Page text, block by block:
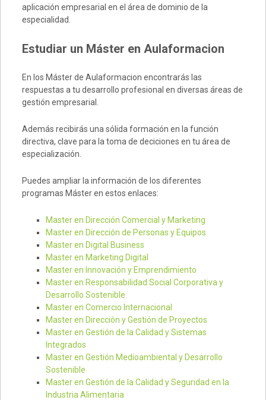
aplicación empresarial en el área de dominio de la
especialidad.
Estudiar un Máster en Aulaformacion
En los Máster de Aulaformacion encontrarás las
respuestas a tu desarrollo profesional en diversas áreas de
gestión empresarial.
Además recibirás una sólida formación en la función
directiva, clave para la toma de deciciones en tu área de
especialización.
Puedes ampliar la información de los diferentes
programas Máster en estos enlaces:
Master en Dirección Comercial y Marketing
Master en Dirección de Personas y Equipos
Master en Digital Business
Master en Marketing Digital
Master en Innovación y Emprendimiento
Master en Responsabilidad Social Corporativa y
Desarrollo Sostenible
Master en Comercio Internacional
Master en Dirección y Gestión de Proyectos
Master en Gestión de la Calidad y Sistemas
Integrados
Master en Gestión Medioambiental y Desarrollo
Sostenible
Master en Gestión de la Calidad y Seguridad en la
Industria Alimentaria